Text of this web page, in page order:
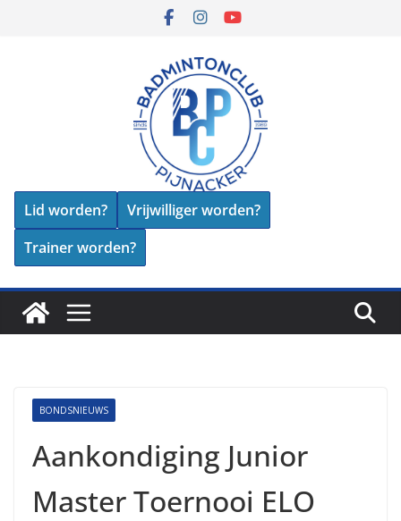
Lid worden?
Vrijwilliger worden?
Trainer worden?
BONDSNIEUWS
Aankondiging Junior
Master Toernooi ELO